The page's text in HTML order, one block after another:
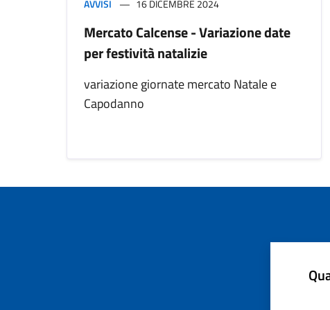
AVVISI 16 DICEMBRE 2024
Mercato Calcense - Variazione date
per festività natalizie
variazione giornate mercato Natale e
Capodanno